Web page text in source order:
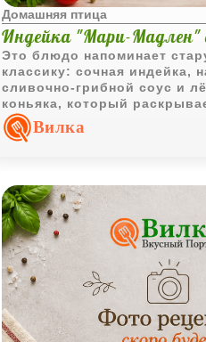
Домашняя птица
Индейка "Мари-
Это блюдо напоминает
классику: сочная индейка,
сливочно-грибной соус и
коньяка, который
соусе особенно мягко. Всё
очень уютным, богатым по
Вилка